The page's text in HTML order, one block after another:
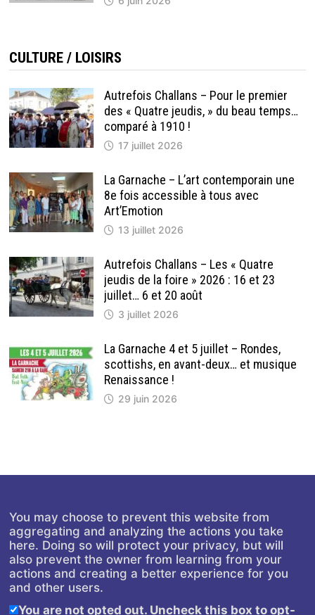
CULTURE / LOISIRS
Autrefois Challans – Pour le premier
des « Quatre jeudis, » du beau temps…
comparé à 1910 !
17 juillet 2026
La Garnache – L’art contemporain une
8e fois accessible à tous avec
Art’Emotion
13 juillet 2026
Autrefois Challans – Les « Quatre
jeudis de la foire » 2026 : 16 et 23
juillet… 6 et 20 août
3 juillet 2026
La Garnache 4 et 5 juillet – Rondes,
scottishs, en avant-deux… et musique
Renaissance !
29 juin 2026
You may choose to prevent this website from
aggregating and analyzing the actions you take
here. Doing so will protect your privacy, but will
also prevent the owner from learning from your
actions and creating a better experience for you
and other users.
You are not opted out. Uncheck this box to opt-